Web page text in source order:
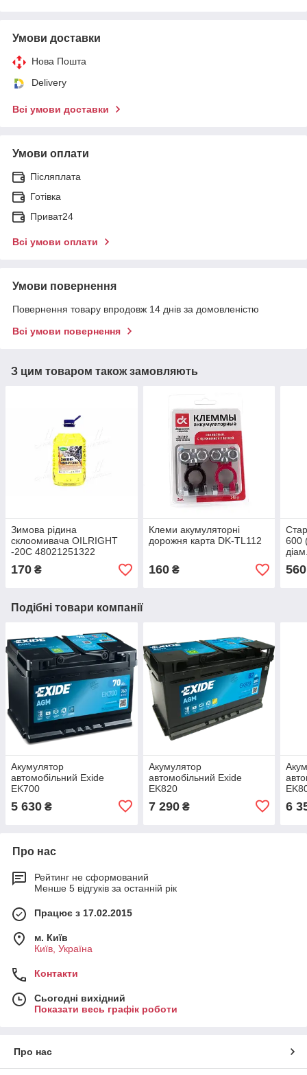
Умови доставки
Нова Пошта
Delivery
Всі умови доставки
Умови оплати
Післяплата
Готівка
Приват24
Всі умови оплати
Умови повернення
Повернення товару впродовж 14 днів за домовленістю
Всі умови повернення
З цим товаром також замовляють
Зимова рідина
склоомивача OILRIGHT
-20C 48021251322
170 ₴
Клеми акумуляторні
дорожня карта DK-TL112
160₴
600
560
Подібні товари компанії
Акумулятор
автомобільний Exide
EK700
5 630 ₴
Акумулятор
автомобільний Exide
EK820
7 290₴ 6
Про нас
Рейтинг не сформований
Менше 5 відгуків за останній рік
Працює з 17.02.2015
м. Київ
Київ, Україна
Контакти
Сьогодні вихідний
Показати весь графік роботи
Про нас